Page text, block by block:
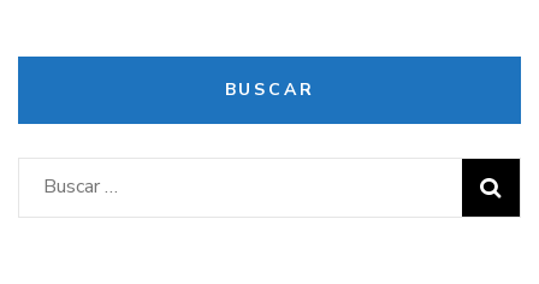
BUSCAR
Buscar: